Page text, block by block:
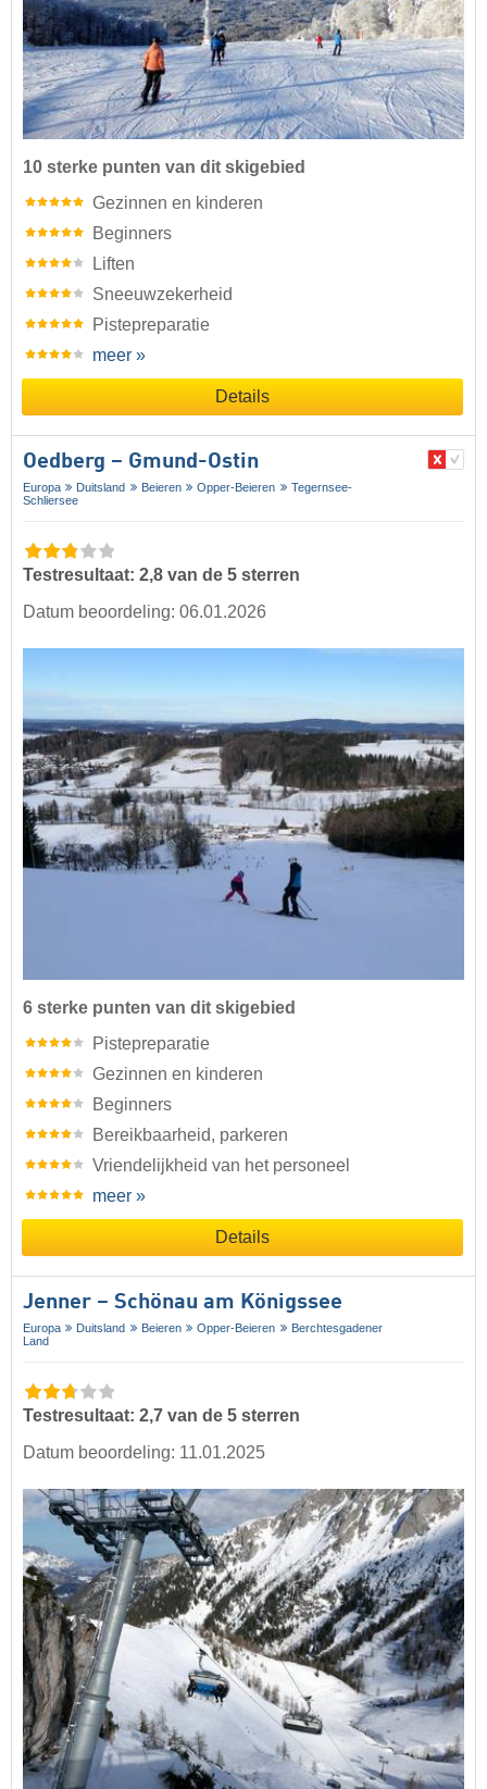
10 sterke punten van dit skigebied
Gezinnen en kinderen
Beginners
Liften
Sneeuwzekerheid
Pistepreparatie
meer »
Details
Oedberg – Gmund-Ostin
Europa Duitsland Beieren Opper-Beieren
Tegernsee-
Schliersee
Testresultaat: 2,8 van de 5 sterren
Datum beoordeling: 06.01.2026
6 sterke punten van dit skigebied
Pistepreparatie
Gezinnen en kinderen
Beginners
Bereikbaarheid, parkeren
Vriendelijkheid van het personeel
meer »
Details
Jenner – Schönau am Königssee
Europa Duitsland Beieren Opper-Beieren
Berchtesgadener
Land
Testresultaat: 2,7 van de 5 sterren
Datum beoordeling: 11.01.2025